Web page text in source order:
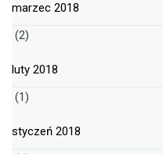
marzec 2018
(2)
luty 2018
(1)
styczeń 2018